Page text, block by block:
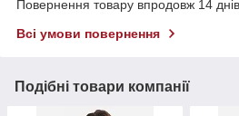
Повернення товару впродовж 14
Всі умови повернення
Подібні товари компанії